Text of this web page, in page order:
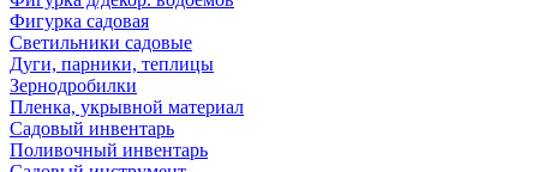
Фигурка садовая
Светильники садовые
Дуги, парники, теплицы
Зернодробилки
Пленка, укрывной материал
Садовый инвентарь
Поливочный инвентарь